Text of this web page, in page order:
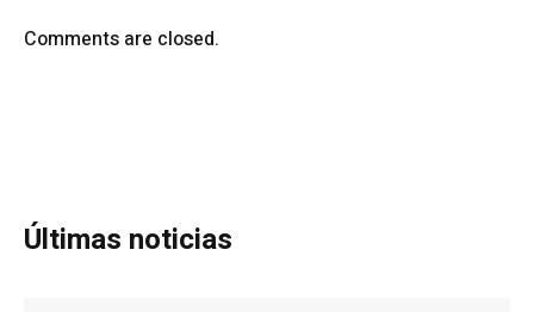
Comments are closed.
Últimas noticias